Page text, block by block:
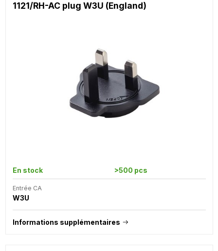
1121/RH-AC plug W3U (England)
En stock >500 pcs
Entrée CA
W3U
Informations supplémentaires